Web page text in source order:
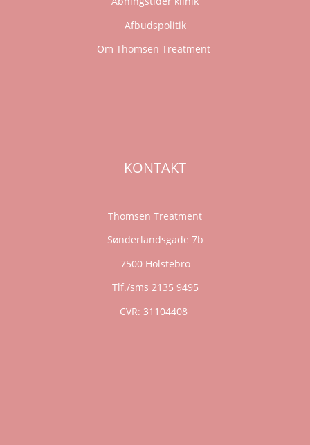
Afbudspolitik
Om Thomsen Treatment
KONTAKT
Thomsen Treatment
Sønderlandsgade 7b
7500 Holstebro
Tlf./sms 2135 9495
CVR: 31104408